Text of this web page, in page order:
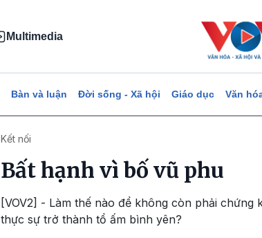
Multimedia
Bàn và luận Đời sống - Xã hội Giáo dục Văn
Kết nối
Bất hạnh vì bố vũ phu
[VOV2] - Làm thế nào để không còn phải
thực sự trở thành tổ ấm bình yên?